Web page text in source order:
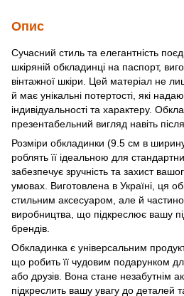
Опис
Сучасний стиль та елегантність
шкіряній обкладинці на паспорт,
вінтажної шкіри. Цей матеріал не
й має унікальні потертості, які
індивідуальності та характеру.
презентабельний вигляд навіть
Розміри обкладинки (9.5 см в
роблять її ідеальною для
забезпечує зручність та захист
умовах. Виготовлена в Україні, ця
стильним аксесуаром, але й
виробництва, що підкреслює вашу
брендів.
Обкладинка є універсальним
що робить її чудовим подарунком
або друзів. Вона стане незабутнім
підкреслить вашу увагу до деталей